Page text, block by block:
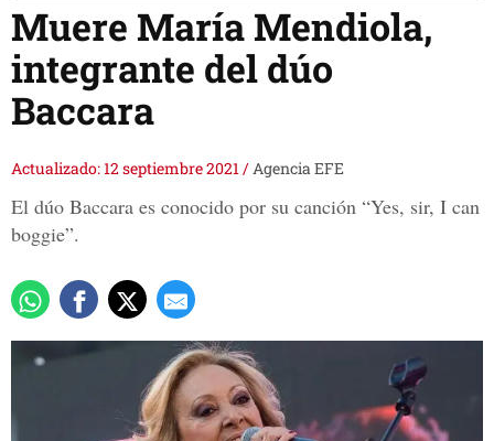
Muere María Mendiola,
integrante del dúo
Baccara
Actualizado: 12 septiembre 2021/Agencia EFE
El dúo Baccara es conocido por su canción “Yes, sir, I can
boggie”.